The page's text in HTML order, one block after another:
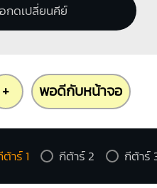
กดเปลี่ยนคีย์
+ พอดีกับหน้าจอ
าร์ 1 กีต้าร์ 2 กีต้าร์